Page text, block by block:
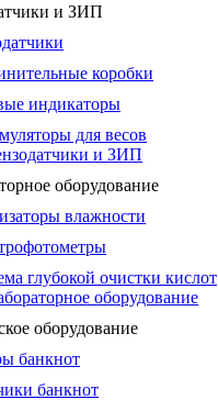
и ЗИП
коробки
индикаторы
для весов
и ЗИП
оборудование
влажности
глубокой очистки кислот
оборудование
оборудование
банкнот
банкнот